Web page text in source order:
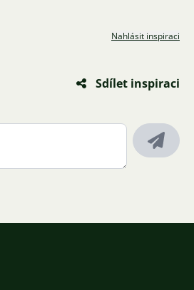
Nahlásit inspiraci
Sdílet inspiraci